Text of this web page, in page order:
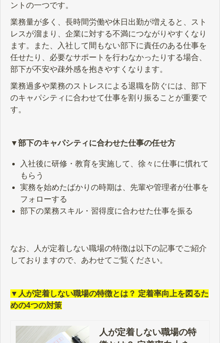
ントの一つです。
業務量が多く、長時間労働や休日出勤が増えると、スト
レスが溜まり、企業に対する不満につながりやすくなり
ます。また、入社して間もない部下に責任のある仕事を
任せたり、必要なサポートを行わなかったりする場合、
部下が不安や疎外感を抱きやすくなります。
業務過多や業務のストレスによる退職を防ぐには、部下
のキャパシティに合わせて仕事を割り振ることが重要で
す。
▼部下のキャパシティに合わせた仕事の任せ方
入社後に研修・教育を実施して、徐々に仕事に慣れて
もらう
実務を始めたばかりの時期は、先輩や管理者が仕事を
フォローする
部下の業務スキル・習得度に合わせた仕事を振る
なお、人が定着しない職場の特徴は以下の記事でご紹介
しておりますので、あわせてご覧ください。
▼人が定着しない職場の特徴とは？ 定着率向上を図るた
めの4つの対策
人が定着しない職場の特